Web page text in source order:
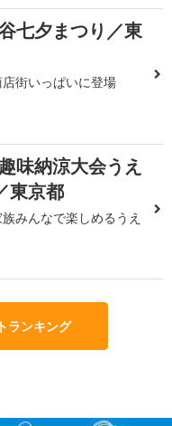
七夕まつり／東
街いっぱいに登場
味納涼大会うえ
東京都
みんなで楽しめるうえ
ランキング